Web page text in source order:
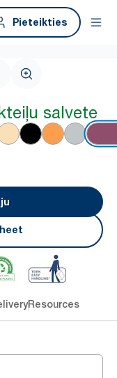
Pieteikties
salvete
Resources